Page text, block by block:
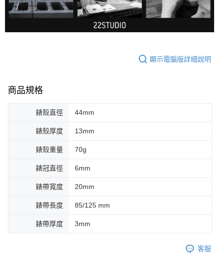
顯示電腦版詳細說明
商品規格
錶殼直徑 44mm
錶殼厚度 13mm
錶殼重量 70g
錶冠直徑 6mm
錶帶寬度 20mm
錶帶長度 85/125 mm
錶帶厚度 3mm
客服